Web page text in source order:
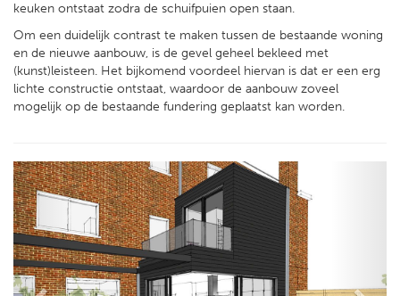
keuken ontstaat zodra de schuifpuien open staan.
Om een duidelijk contrast te maken tussen de bestaande woning
en de nieuwe aanbouw, is de gevel geheel bekleed met
(kunst)leisteen. Het bijkomend voordeel hiervan is dat er een erg
lichte constructie ontstaat, waardoor de aanbouw zoveel
mogelijk op de bestaande fundering geplaatst kan worden.